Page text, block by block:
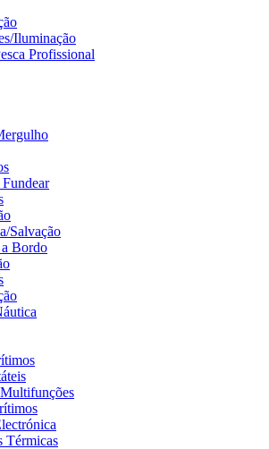
Iluminação
Profissional
Salvação
Bordo
Térmicas